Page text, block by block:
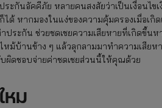
กันอัคคีภัย หลายคนสงสัยว่าเป็นเงื่อนไข
ได้ หากมองในแง่ของความคุ้มครองเมื่อ
ประกัน ช่วยชดเชยความเสียหายที่เกิดขึ้
บ้านข้าง ๆ แล้วลุกลามมาทำความเสีย
ดชอบจ่ายค่าชดเชยส่วนนี้ให้คุณด้วย
หม